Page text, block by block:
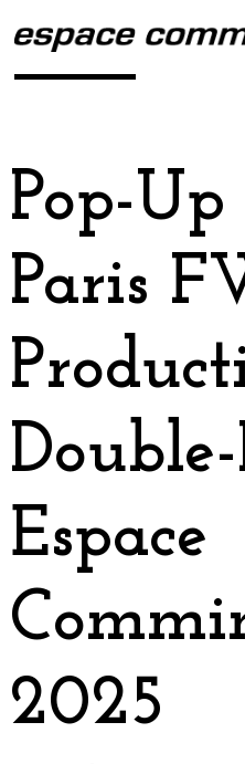
Pop-Up
Paris
Espace
2025